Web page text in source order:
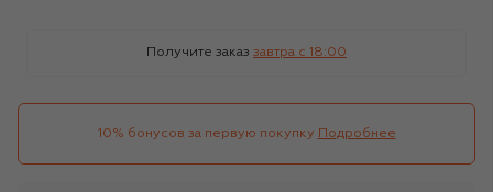
Получите заказ завтра c 18:00
10% бонусов за первую покупку Подробнее